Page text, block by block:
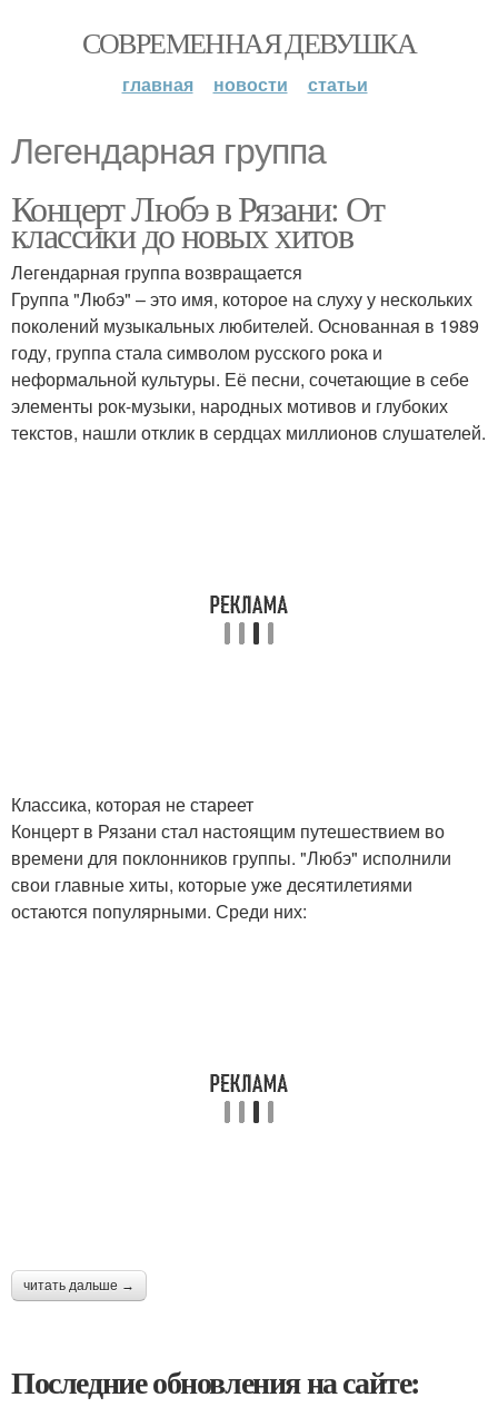
СОВРЕМЕННАЯ ДЕВУШКА
главная новости статьи
Легендарная группа
Концерт Любэ в Рязани: От
классики до новых хитов
Легендарная группа возвращается
Группа "Любэ" – это имя, которое на слуху у нескольких
поколений музыкальных любителей. Основанная в 1989
году, группа стала символом русского рока и
неформальной культуры. Её песни, сочетающие в себе
элементы рок-музыки, народных мотивов и глубоких
текстов, нашли отклик в сердцах миллионов слушателей.
Классика, которая не стареет
Концерт в Рязани стал настоящим путешествием во
времени для поклонников группы. "Любэ" исполнили
свои главные хиты, которые уже десятилетиями
остаются популярными. Среди них:
читать дальше →
Последние обновления на сайте: